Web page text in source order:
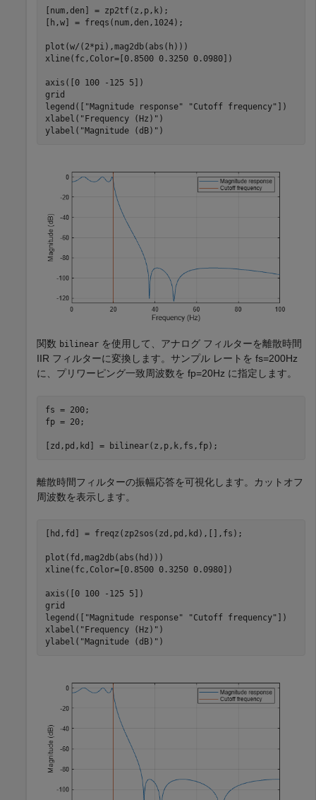
[num,den] = zp2tf(z,p,k);
[h,w] = freqs(num,den,1024);
plot(w/(2*pi),mag2db(abs(h)))
xline(fc,Color=[0.8500 0.3250 0.0980])
axis([0 100 -125 5])
grid
legend([ "Magnitude response" "Cutoff frequency" ])
xlabel( "Frequency (Hz)" )
ylabel( "Magnitude (dB)" )
関数 bilinear を使用して、アナログ フィルターを離散時間
IIR フィルターに変換します。サンプル レートを fs=200Hz
に、プリワーピング一致周波数を fp=20Hz に指定します。
fs = 200;
fp = 20;
[zd,pd,kd] = bilinear(z,p,k,fs,fp);
離散時間フィルターの振幅応答を可視化します。カットオフ
周波数を表示します。
[hd,fd] = freqz(zp2sos(zd,pd,kd),[],fs);
plot(fd,mag2db(abs(hd)))
xline(fc,Color=[0.8500 0.3250 0.0980])
axis([0 100 -125 5])
grid
legend([ "Magnitude response" "Cutoff frequency" ])
xlabel( "Frequency (Hz)" )
ylabel( "Magnitude (dB)" )